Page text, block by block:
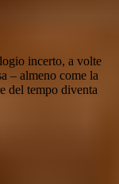
incerto, a volte
– almeno come la
del tempo diventa